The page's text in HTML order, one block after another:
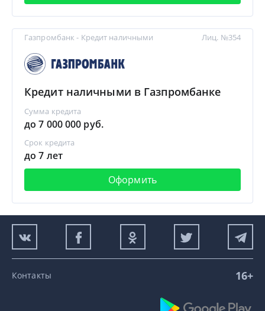
Газпромбанк - Кредит наличными
Кредит наличными в Газпромбанке
Сумма кредита
до 7 000 000 руб.
Срок кредита
до 7 лет
Оформить
Лиц. №354
Контакты 16+